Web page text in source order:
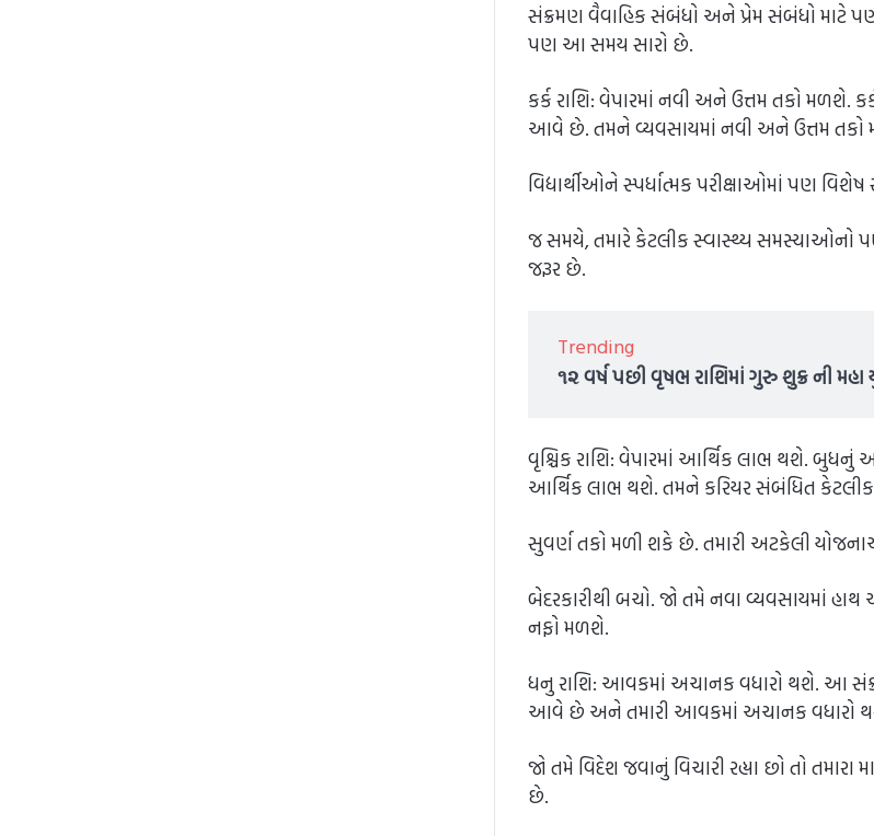
સંક્રમણ વૈવાહિક સંબંધો અને પ્રેમ સંબંધો માટે
પણ આ સમય સારો છે.
કર્ક રાશિ: વેપારમાં નવી અને ઉત્તમ તકો
આવે છે. તમને વ્યવસાયમાં નવી અને ઉત્તમ તકો
વિદ્યાર્થીઓને સ્પર્ધાત્મક પરીક્ષાઓમાં પણ
જ સમયે, તમારે કેટલીક સ્વાસ્થ્ય સમસ્યાઓનો
જરૂર છે.
Trending
૧૨ વર્ષ પછી વૃષભ રાશિમાં ગુરુ શુક્ર ની
વૃશ્ચિક રાશિ: વેપારમાં આર્થિક લાભ થશે. બુધનું
આર્થિક લાભ થશે. તમને કરિયર સંબંધિત કેટલીક
સુવર્ણ તકો મળી શકે છે. તમારી અટકેલી
બેદરકારીથી બચો. જો તમે નવા વ્યવસાયમાં હાથ
નફો મળશે.
ધનુ રાશિ: આવકમાં અચાનક વધારો થશે. આ
આવે છે અને તમારી આવકમાં અચાનક વધારો
જો તમે વિદેશ જવાનું વિચારી રહ્યા છો તો
છે.